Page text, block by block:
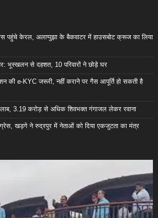
पहुंचे केरल, अलाप्पुझा के बैकवाटर में हाउसबोट क्रूज का लिया
भूस्खलन से दहशत, 10 परिवारों ने छोड़े घर
की e-KYC जरूरी, नहीं कराने पर गैस आपूर्ति हो सकती है
3.19 करोड़ से अधिक शिवभक्त गंगाजल लेकर रवाना
खड़गे ने रुद्रपुर में नेताओं को दिया एकजुटता का मंत्र